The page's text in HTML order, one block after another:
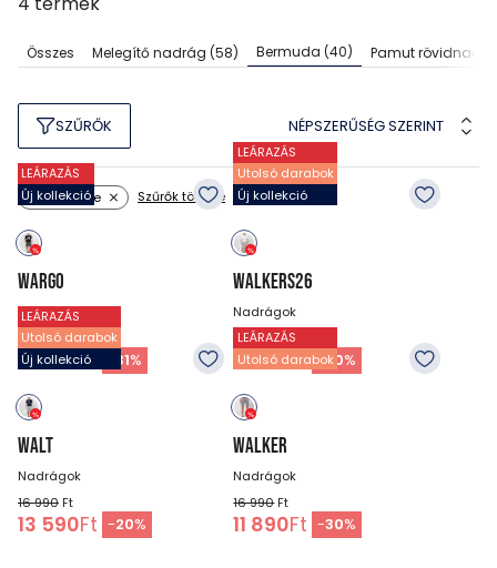
Összes Melegítő nadrág (58) Bermuda (40) Pamut
SZŰRŐK NÉPSZERŰSÉG SZERINT
Szín: szürke Szűrők törlése
LEÁRAZÁS
Új kollekció
WARGO
Nadrágok
15 990Ft
10 990Ft 31%
LEÁRAZÁS
Utolsó darabok
Új kollekció
WALKERS26
Nadrágok
16 990Ft
11 890Ft -30%
LEÁRAZÁS
Utolsó darabok
Új kollekció
WALT
Nadrágok
16 990 Ft
13 590Ft -20%
LEÁRAZÁS
Utolsó darabok
WALKER
Nadrágok
16 990Ft
11 890Ft -30%